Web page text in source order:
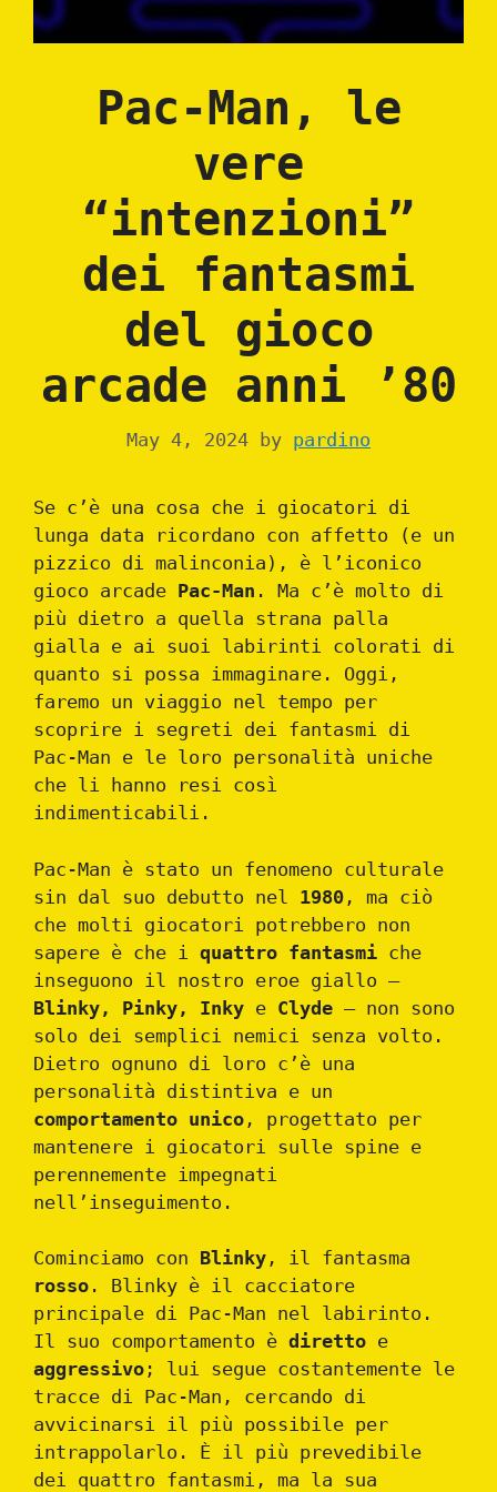
Pac-Man, le
vere
“intenzioni”
dei fantasmi
del gioco
arcade anni ’80
May 4, 2024 by pardino
Se c’è una cosa che i giocatori di
lunga data ricordano con affetto (e un
pizzico di malinconia), è l’iconico
gioco arcade Pac-Man . Ma c’è molto di
più dietro a quella strana palla
gialla e ai suoi labirinti colorati di
quanto si possa immaginare. Oggi,
faremo un viaggio nel tempo per
scoprire i segreti dei fantasmi di
Pac-Man e le loro personalità uniche
che li hanno resi così
indimenticabili.
Pac-Man è stato un fenomeno culturale
sin dal suo debutto nel 1980 , ma ciò
che molti giocatori potrebbero non
sapere è che i quattro fantasmi che
inseguono il nostro eroe giallo –
Blinky, Pinky, Inky e Clyde – non sono
solo dei semplici nemici senza volto.
Dietro ognuno di loro c’è una
personalità distintiva e un
comportamento unico , progettato per
mantenere i giocatori sulle spine e
perennemente impegnati
nell’inseguimento.
Cominciamo con Blinky , il fantasma
rosso . Blinky è il cacciatore
principale di Pac-Man nel labirinto.
Il suo comportamento è diretto e
aggressivo ; lui segue costantemente le
tracce di Pac-Man, cercando di
avvicinarsi il più possibile per
intrappolarlo. È il più prevedibile
dei quattro fantasmi, ma la sua